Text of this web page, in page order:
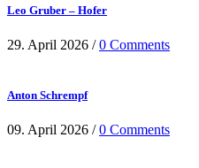
Leo Gruber – Hofer
29. April 2026 /0 Comments
Anton Schrempf
09. April 2026 /0 Comments